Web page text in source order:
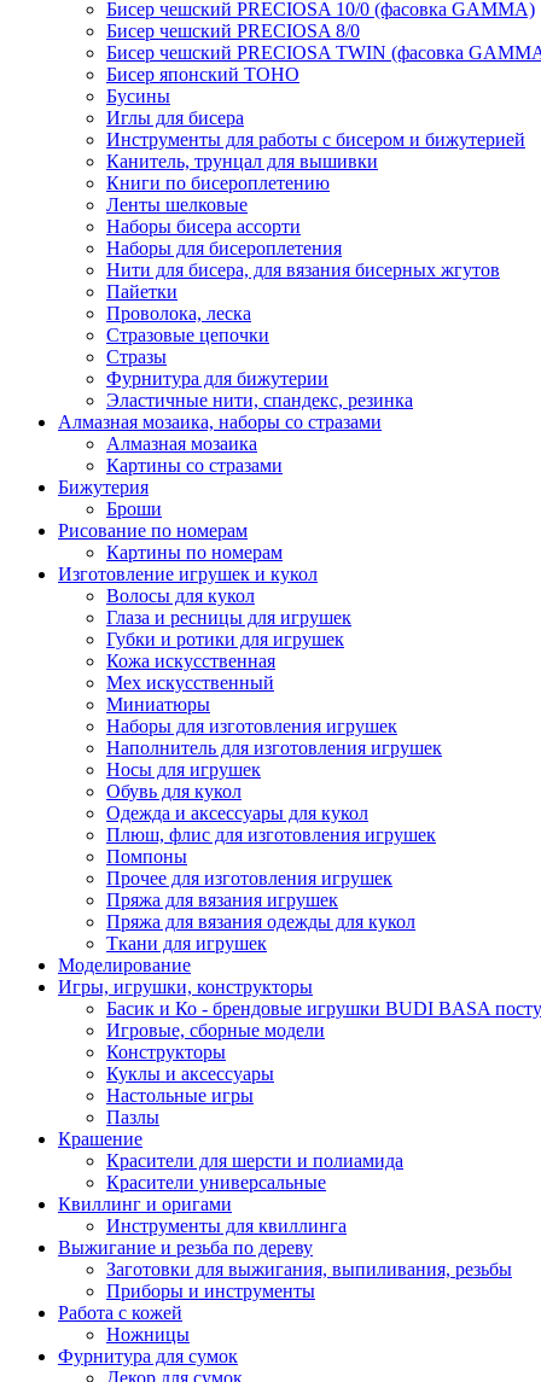
Бисер чешский PRECIOSA 10/0 (фасовка GAMMA)
Бисер чешский PRECIOSA 8/0
Бисер чешский PRECIOSA TWIN (фасовка
Бисер японский TOHO
Бусины
Иглы для бисера
Инструменты для работы с бисером и бижутерией
Канитель, трунцал для вышивки
Книги по бисероплетению
Ленты шелковые
Наборы бисера ассорти
Наборы для бисероплетения
Нити для бисера, для вязания бисерных жгутов
Пайетки
Проволока, леска
Стразовые цепочки
Стразы
Фурнитура для бижутерии
Эластичные нити, спандекс, резинка
Алмазная мозаика, наборы со стразами
Алмазная мозаика
Картины co стразами
Бижутерия
Броши
Рисование по номерам
Картины по номерам
Изготовление игрушек и кукол
Волосы для кукол
Глаза и ресницы для игрушек
Губки и ротики для игрушек
Кожа искусственная
Мех искусственный
Миниатюры
Наборы для изготовления игрушек
Наполнитель для изготовления игрушек
Носы для игрушек
Обувь для кукол
Одежда и аксессуары для кукол
Плюш, флис для изготовления игрушек
Помпоны
Прочее для изготовления игрушек
Пряжа для вязания игрушек
Пряжа для вязания одежды для кукол
Ткани для игрушек
Моделирование
Игры, игрушки, конструкторы
Басик и Ко - брендовые игрушки BUDI BASA
Игровые, сборные модели
Конструкторы
Куклы и аксессуары
Настольные игры
Пазлы
Крашение
Красители для шерсти и полиамида
Красители универсальные
Квиллинг и оригами
Инструменты для квиллинга
Выжигание и резьба по дереву
Заготовки для выжигания, выпиливания, резьбы
Приборы и инструменты
Работа с кожей
Ножницы
Фурнитура для сумок
Декор для сумок